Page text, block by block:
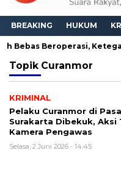
BREAKING HUKUM
Bebas Beroperasi,
Topik Curanmor
KRIMINAL
Pelaku Curanmor di
Surakarta Dibekuk, Aksi
Kamera Pengawas
Selasa, 2 Juni 2026 - 14:45